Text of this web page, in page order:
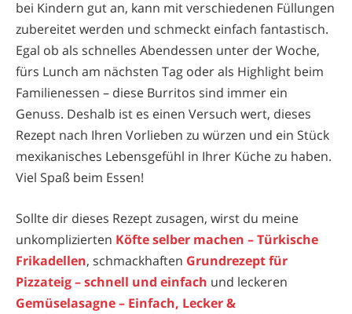
bei Kindern gut an, kann mit verschiedenen Füllungen
zubereitet werden und schmeckt einfach fantastisch.
Egal ob als schnelles Abendessen unter der Woche,
fürs Lunch am nächsten Tag oder als Highlight beim
Familienessen – diese Burritos sind immer ein
Genuss. Deshalb ist es einen Versuch wert, dieses
Rezept nach Ihren Vorlieben zu würzen und ein Stück
mexikanisches Lebensgefühl in Ihrer Küche zu haben.
Viel Spaß beim Essen!
Sollte dir dieses Rezept zusagen, wirst du meine
unkomplizierten Köfte selber machen – Türkische
Frikadellen, schmackhaften Grundrezept für
Pizzateig – schnell und einfach und leckeren
Gemüselasagne – Einfach, Lecker &